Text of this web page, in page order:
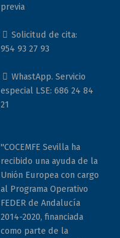
previa
Solicitud de cita:
954 93 27 93
WhastApp. Servicio
especial LSE: 686 24 84
21
"COCEMFE Sevilla ha
recibido una ayuda de la
Unión Europea con cargo
al Programa Operativo
FEDER de Andalucía
2014-2020, financiada
como parte de la